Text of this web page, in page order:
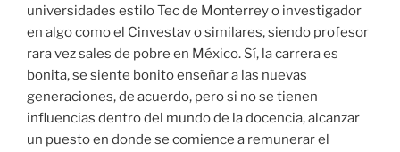
universidades estilo Tec de Monterrey o investigador
en algo como el Cinvestav o similares, siendo profesor
rara vez sales de pobre en México. Sí, la carrera es
bonita, se siente bonito enseñar a las nuevas
generaciones, de acuerdo, pero si no se tienen
influencias dentro del mundo de la docencia, alcanzar
un puesto en donde se comience a remunerar el